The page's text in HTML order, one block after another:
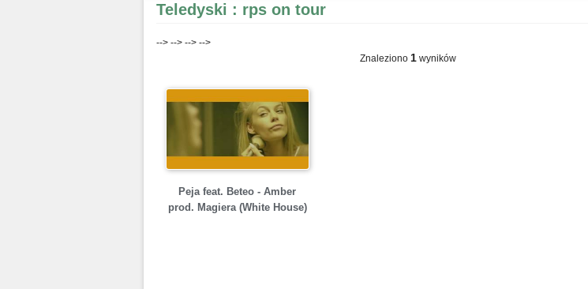
Teledyski : rps on tour
--> --> --> -->
Znaleziono 1 wyników
Peja feat. Beteo - Amber
prod. Magiera (White House)